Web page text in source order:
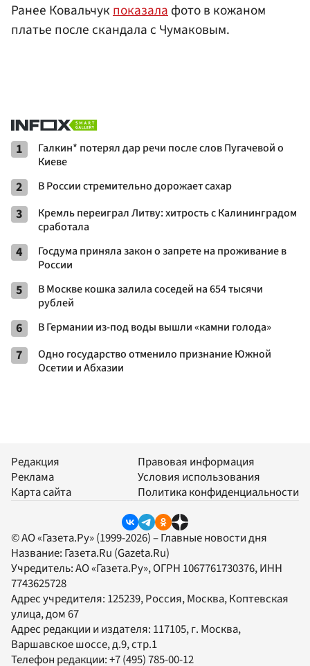
Ранее Ковальчукпоказалафото в кожаном
платье после скандала с Чумаковым.
1
Галкин* потерял дар речи после слов Пугачевой о
Киеве
2 В России стремительно дорожает сахар
3
Кремль переиграл Литву: хитрость с Калининградом
сработала
4
Госдума приняла закон о запрете на проживание в
России
5
В Москве кошка залила соседей на 654 тысячи
рублей
6 В Германии из-под воды вышли «камни голода»
7
Одно государство отменило признание Южной
Осетии и Абхазии
Редакция
Реклама
Карта сайта
Правовая информация
Условия использования
Политика конфиденциальности
© АО «Газета.Ру» (1999-2026) – Главные новости дня
Название: Газета.Ru (Gazeta.Ru)
Учредитель:АО «Газета.Ру», ОГРН 1067761730376, ИНН
7743625728
Адрес учредителя: 125239, Россия, Москва, Коптевская
улица, дом 67
Адрес редакции и издателя: 117105, г. Москва,
Варшавское шоссе, д.9, стр.1
Телефон редакции:+7 (495) 785-00-12